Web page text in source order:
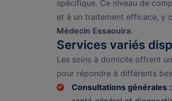
spécifique. Ce niveau de
et à un traitement efficace, y
Médecin Essaouira.
Services variés
Les soins à domicile offrent
pour répondre à différents
Consultations générales :